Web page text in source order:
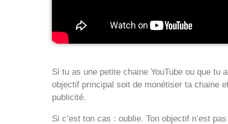
Si tu as une petite chaine YouTube ou que tu
objectif principal soit de monétiser ta chaine
publicité.
Si c’est ton cas : oublie. Ton objectif n’est